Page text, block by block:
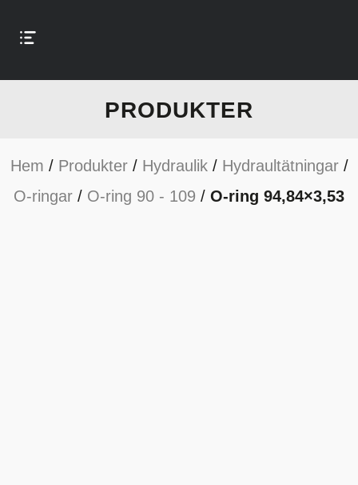
PRODUKTER
Hem / Produkter/ Hydraulik/ Hydraultätningar/
O-ringar / O-ring 90 - 109 / O-ring 94,84×3,53